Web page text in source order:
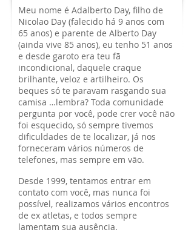
Meu nome é Adalberto Day, filho de
Nicolao Day (falecido há 9 anos com
65 anos) e parente de Alberto Day
(ainda vive 85 anos), eu tenho 51 anos
e desde garoto era teu fã
incondicional, daquele craque
brilhante, veloz e artilheiro. Os
beques só te paravam rasgando sua
camisa …lembra? Toda comunidade
pergunta por você, pode crer você não
foi esquecido, só sempre tivemos
dificuldades de te localizar, já nos
forneceram vários números de
telefones, mas sempre em vão.
Desde 1999, tentamos entrar em
contato com você, mas nunca foi
possível, realizamos vários encontros
de ex atletas, e todos sempre
lamentam sua ausência.